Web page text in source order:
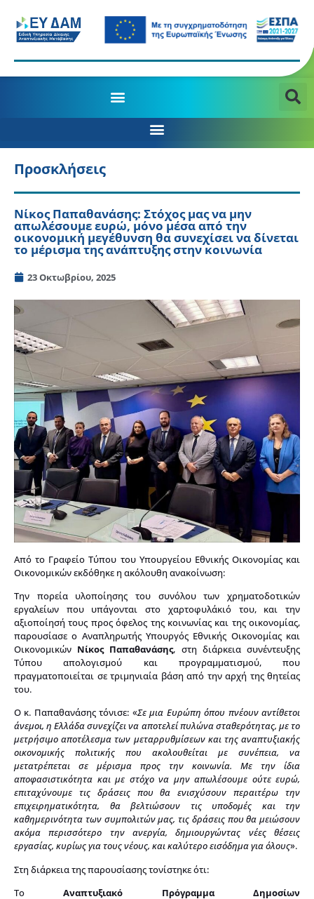
Προσκλήσεις
Νίκος Παπαθανάσης: Στόχος μας να μην
απωλέσουμε ευρώ, μόνο μέσα από την
οικονομική μεγέθυνση θα συνεχίσει να δίνεται
το μέρισμα της ανάπτυξης στην κοινωνία
23 Οκτωβρίου, 2025
Από το Γραφείο Τύπου του Υπουργείου Εθνικής Οικονομίας και
Οικονομικών εκδόθηκε η ακόλουθη ανακοίνωση:
Την πορεία υλοποίησης του συνόλου των χρηματοδοτικών
εργαλείων που υπάγονται στο χαρτοφυλάκιό του, και την
αξιοποίησή τους προς όφελος της κοινωνίας και της οικονομίας,
παρουσίασε ο Αναπληρωτής Υπουργός Εθνικής Οικονομίας και
Οικονομικών Νίκος Παπαθανάσης, στη διάρκεια συνέντευξης
Τύπου απολογισμού και προγραμματισμού, που
πραγματοποιείται σε τριμηνιαία βάση από την αρχή της θητείας
του.
Ο κ. Παπαθανάσης τόνισε: «Σε μια Ευρώπη όπου πνέουν αντίθετοι
άνεμοι, η Ελλάδα συνεχίζει να αποτελεί πυλώνα σταθερότητας, με το
μετρήσιμο αποτέλεσμα των μεταρρυθμίσεων και της αναπτυξιακής
οικονομικής πολιτικής που ακολουθείται με συνέπεια, να
μετατρέπεται σε μέρισμα προς την κοινωνία. Με την ίδια
αποφασιστικότητα και με στόχο να μην απωλέσουμε ούτε ευρώ,
επιταχύνουμε τις δράσεις που θα ενισχύσουν περαιτέρω την
επιχειρηματικότητα, θα βελτιώσουν τις υποδομές και την
καθημερινότητα των συμπολιτών μας, τις δράσεις που θα μειώσουν
ακόμα περισσότερο την ανεργία, δημιουργώντας νέες θέσεις
εργασίας, κυρίως για τους νέους, και καλύτερο εισόδημα για όλους».
Στη διάρκεια της παρουσίασης τονίστηκε ότι:
ΤοΑναπτυξιακό Πρόγραμμα Δημοσίων